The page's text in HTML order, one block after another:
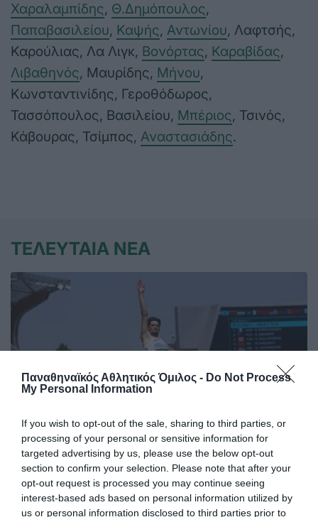
Παναθηναϊκός Αθλητικός Όμιλος - Do Not Process
My Personal Information
If you wish to opt-out of the sale, sharing to third parties, or
processing of your personal or sensitive information for
targeted advertising by us, please use the below opt-out
section to confirm your selection. Please note that after your
opt-out request is processed you may continue seeing
interest-based ads based on personal information utilized by
us or personal information disclosed to third parties prior to
Χαραλαμπίδης, Θ.Δημόπουλος,
Παπαβασιλείου, Καψής, Αντωνίου, Λαφτσής,
Καρούλιας, Λα Λιγκ, Βονόρτας, Καραβίδας,
Λιβαθηνός, Μαυρίδης, Μήνου,
Κωνσταντινίδης, Γεροθόδωρος,
Τασσόπουλος, Βασιλείου, Μπέριος, Τσινός,
Κάβουρας, Τσίμπος, Αναστασιάδης.
ΤΕΛΕΥΤΑΙΑ ΝΕΑ
Στην Παγκόσμια ελίτ ο Κουλούρης
Ο Αρσένης Κουλούρης συμμετείχε στον τελικό του μήκος
στο Παγκόσμιο πρωτάθλημα Κ20 στο Όρεγκον